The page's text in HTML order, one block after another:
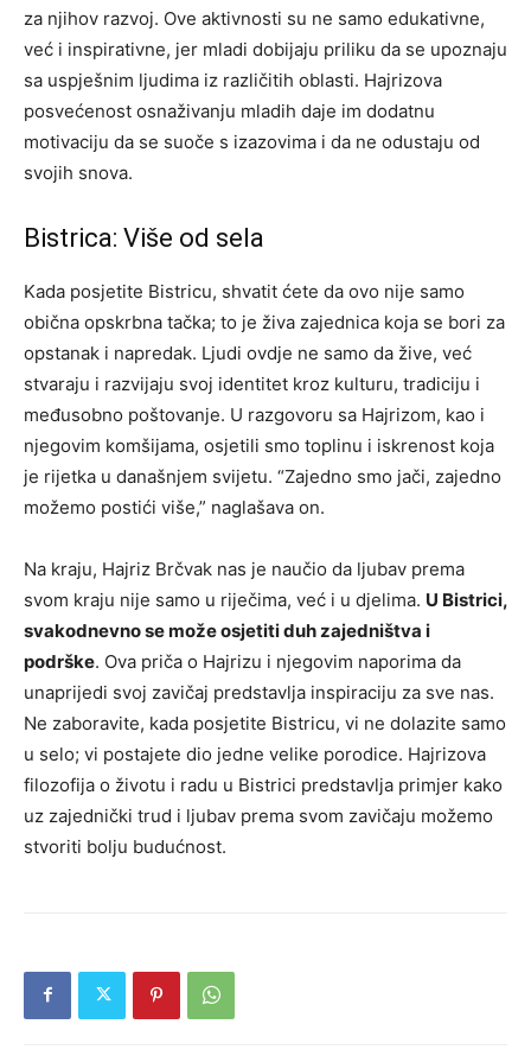
za njihov razvoj. Ove aktivnosti su ne samo edukativne,
već i inspirativne, jer mladi dobijaju priliku da se upoznaju
sa uspješnim ljudima iz različitih oblasti. Hajrizova
posvećenost osnaživanju mladih daje im dodatnu
motivaciju da se suoče s izazovima i da ne odustaju od
svojih snova.
Bistrica: Više od sela
Kada posjetite Bistricu, shvatit ćete da ovo nije samo
obična opskrbna tačka; to je živa zajednica koja se bori za
opstanak i napredak. Ljudi ovdje ne samo da žive, već
stvaraju i razvijaju svoj identitet kroz kulturu, tradiciju i
međusobno poštovanje. U razgovoru sa Hajrizom, kao i
njegovim komšijama, osjetili smo toplinu i iskrenost koja
je rijetka u današnjem svijetu. “Zajedno smo jači, zajedno
možemo postići više,” naglašava on.
Na kraju, Hajriz Brčvak nas je naučio da ljubav prema
svom kraju nije samo u riječima, već i u djelima. U Bistrici,
svakodnevno se može osjetiti duh zajedništva i
podrške. Ova priča o Hajrizu i njegovim naporima da
unaprijedi svoj zavičaj predstavlja inspiraciju za sve nas.
Ne zaboravite, kada posjetite Bistricu, vi ne dolazite samo
u selo; vi postajete dio jedne velike porodice. Hajrizova
filozofija o životu i radu u Bistrici predstavlja primjer kako
uz zajednički trud i ljubav prema svom zavičaju možemo
stvoriti bolju budućnost.